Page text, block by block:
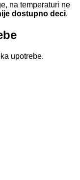
na temperaturi ne
dostupno deci.
upotrebe.